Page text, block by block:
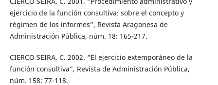
ejercicio de la función consultiva: sobre el concepto y
régimen de los informes”, Revista Aragonesa de
Administración Pública, núm. 18: 165-217.
CIERCO SEIRA, C. 2002. “El ejercicio extemporáneo de la
función consultiva”, Revista de Administración Pública,
núm. 158: 77-118.